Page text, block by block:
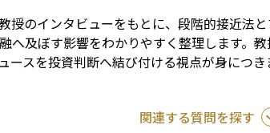
授のインタビューをもとに、段階的接近法
へ及ぼす影響をわかりやすく整理します
スを投資判断へ結び付ける視点が身につき
関連する質問を探す